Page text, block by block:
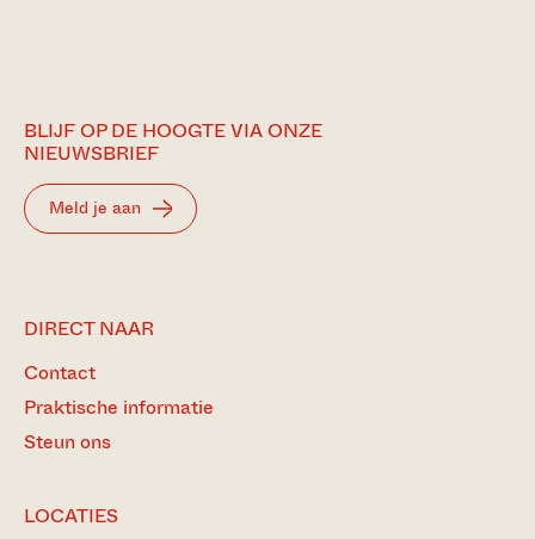
BLIJF OP DE HOOGTE VIA ONZE
NIEUWSBRIEF
Meld je aan
DIRECT NAAR
Contact
Praktische informatie
Steun ons
LOCATIES